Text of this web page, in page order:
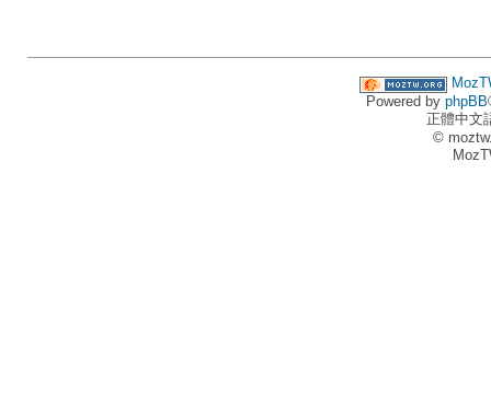
Powered by phpBB
正體中文
©